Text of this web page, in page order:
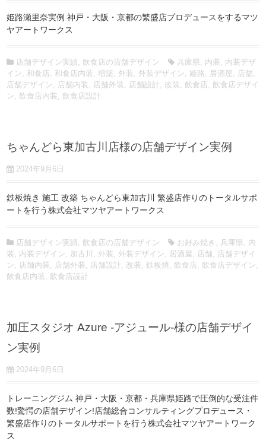
姫路瀬里奈実例 神戸・大阪・京都の繁盛店プロデュースをするマツ
ヤアートワークス
店舗デザイン実績 , 飲食店の店舗デザイン 兵庫県, 内装, 内装デザ
イン,和食店,和食店内装,増築, 外装, 外装デザイン, 姫路, 居酒屋 , 店舗,
店舗デザイン, 店舗内装, 店舗外装, 店舗設計 , 改装, 飲食店, 飲食店デザイ
ン, 飲食店内装, 飲食店設計
ちゃんどら東加古川店様の店舗デザイン実例
2024年9月6日
鉄板焼き 施工 改築 ちゃんどら東加古川 繁盛店作りのトータルサポ
ートを行う株式会社マツヤアートワークス
店舗デザイン実績 , 飲食店の店舗デザイン お好み焼き , 兵庫県, 内
装, 内装デザイン, 加古川 , 外装, 外装デザイン, 居酒屋 , 店舗, 店舗デザイ
ン, 店舗内装, 店舗外装, 店舗設計 , 改装,鉄板焼, 飲食店, 飲食店デザイン,
飲食店内装, 飲食店設計
加圧スタジオ Azure -アジュール-様の店舗デザイ
ン実例
2024年9月6日
トレーニングジム 神戸・大阪・京都・兵庫県姫路で圧倒的な受注件
数!驚愕の店舗デザイン!店舗総合コンサルティングプロデュース・
繁盛店作りのトータルサポートを行う株式会社マツヤアートワーク
ス